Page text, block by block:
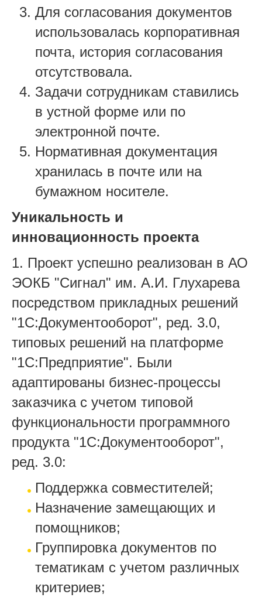
Для согласования документов
использовалась корпоративная
почта, история согласования
отсутствовала.
Задачи сотрудникам ставились
в устной форме или по
электронной почте.
Нормативная документация
хранилась в почте или на
бумажном носителе.
Уникальность и
инновационность проекта
1. Проект успешно реализован в АО
ЭОКБ "Сигнал" им. А.И. Глухарева
посредством прикладных решений
"1С:Документооборот", ред. 3.0,
типовых решений на платформе
"1С:Предприятие". Были
адаптированы бизнес-процессы
заказчика с учетом типовой
функциональности программного
продукта "1С:Документооборот",
ред. 3.0:
Поддержка совместителей;
Назначение замещающих и
помощников;
Группировка документов по
тематикам с учетом различных
критериев;